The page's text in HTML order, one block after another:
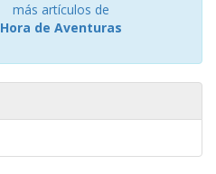
más artículos de
Hora de Aventuras